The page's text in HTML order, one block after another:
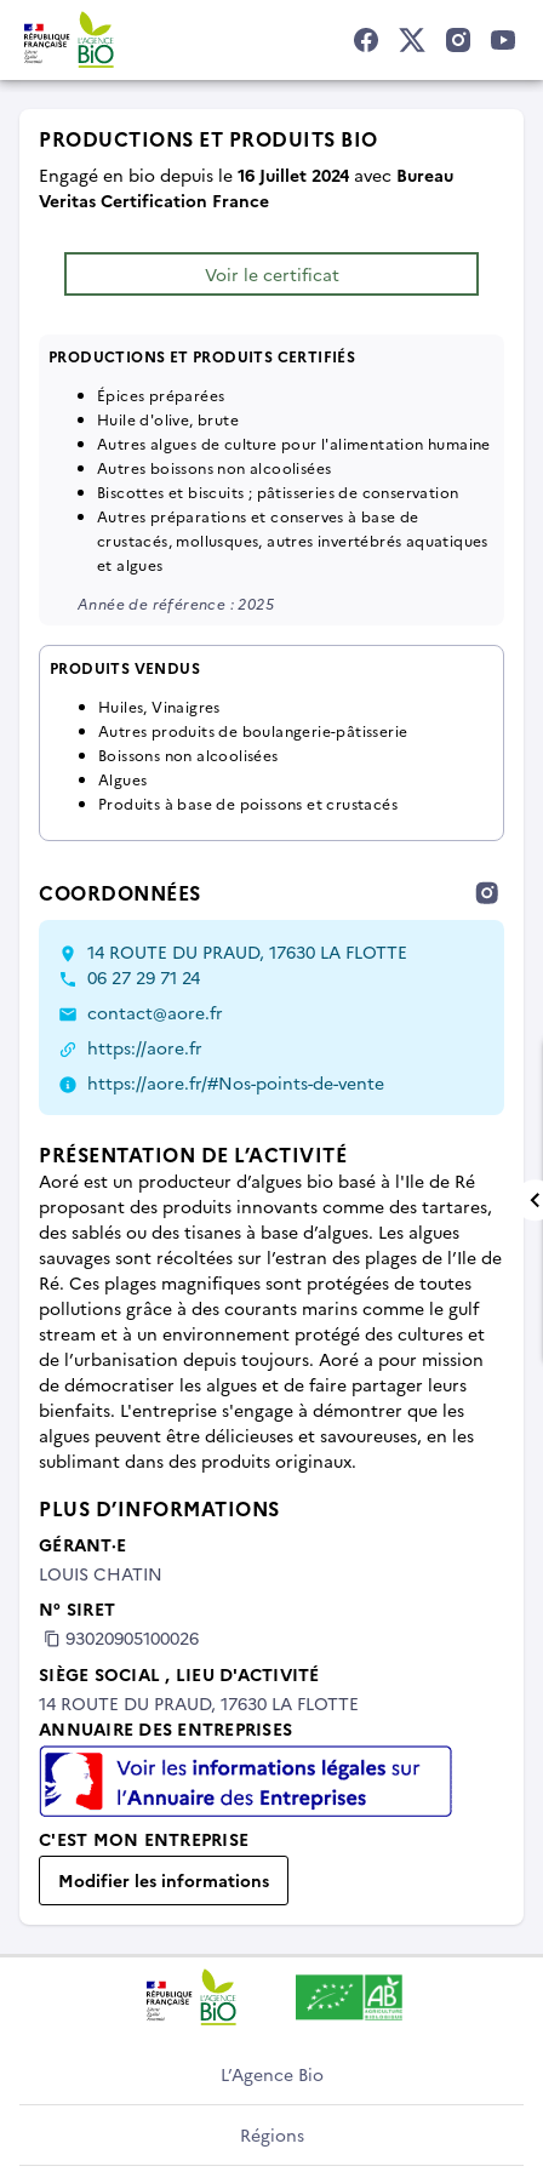
PRODUCTIONS ET PRODUITS BIO
Engagé en bio depuis le 16 Juillet 2024 avec Bureau
Veritas Certification France
Voir le certificat
PRODUCTIONS ET PRODUITS CERTIFIÉS
Épices préparées
Huile d'olive, brute
Autres algues de culture pour l'alimentation humaine
Autres boissons non alcoolisées
Biscottes et biscuits ; pâtisseries de conservation
Autres préparations et conserves à base de
crustacés, mollusques, autres invertébrés aquatiques
et algues
Année de référence : 2025
PRODUITS VENDUS
Huiles, Vinaigres
Autres produits de boulangerie-pâtisserie
Boissons non alcoolisées
Algues
Produits à base de poissons et crustacés
COORDONNÉES
14 ROUTE DU PRAUD, 17630 LA FLOTTE
06 27 29 71 24
contact@aore.fr
https://aore.fr
https://aore.fr/#Nos-points-de-vente
PRÉSENTATION DE L’ACTIVITÉ
Aoré est un producteur d’algues bio basé à l'Ile de Ré
proposant des produits innovants comme des tartares,
des sablés ou des tisanes à base d’algues. Les algues
sauvages sont récoltées sur l’estran des plages de l’Ile de
Ré. Ces plages magnifiques sont protégées de toutes
pollutions grâce à des courants marins comme le gulf
stream et à un environnement protégé des cultures et
de l’urbanisation depuis toujours. Aoré a pour mission
de démocratiser les algues et de faire partager leurs
bienfaits. L'entreprise s'engage à démontrer que les
algues peuvent être délicieuses et savoureuses, en les
sublimant dans des produits originaux.
PLUS D’INFORMATIONS
GÉRANT·E
LOUIS CHATIN
N° SIRET
93020905100026
SIÈGE SOCIAL , LIEU D'ACTIVITÉ
14 ROUTE DU PRAUD, 17630 LA FLOTTE
ANNUAIRE DES ENTREPRISES
C'EST MON ENTREPRISE
Modifier les informations
L’Agence Bio
Régions